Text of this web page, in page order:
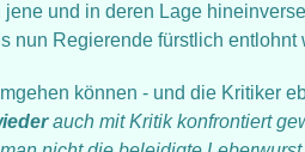
jene und in deren Lage
nun Regierende fürstlich entlohnt
können - und die Kritiker
auch mit Kritik konfrontiert